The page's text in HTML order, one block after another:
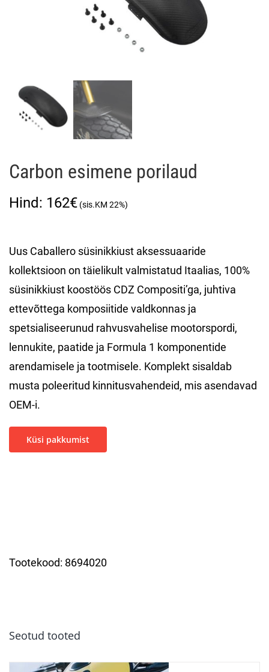
Carbon esimene porilaud
162€
Uus Caballero süsinikkiust aksessuaaride
kollektsioon on täielikult valmistatud Itaalias, 100%
süsinikkiust koostöös CDZ Compositi’ga, juhtiva
ettevõttega komposiitide valdkonnas ja
spetsialiseerunud rahvusvahelise mootorspordi,
lennukite, paatide ja Formula 1 komponentide
arendamisele ja tootmisele. Komplekt sisaldab
musta poleeritud kinnitusvahendeid, mis asendavad
OEM-i.
Küsi pakkumist
Tootekood: 8694020
Seotud tooted